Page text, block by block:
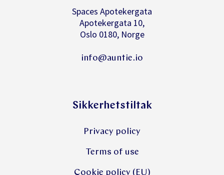
Spaces Apotekergata
Apotekergata 10,
Oslo 0180, Norge
info@auntie.io
Sikkerhetstiltak
Privacy policy
Terms of use
Cookie policy (EU)